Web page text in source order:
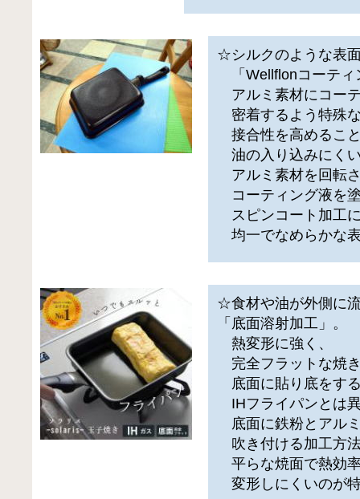
☆シルクのような表
「Wellflonコーティ
アルミ素材にコー
密着するよう特殊
接合性を高めるこ
油の入り込みにく
アルミ素材を回転
コーティング液を
スピンコート加工
均一でなめらかな
☆食材や油が外側に
「底面溶射加工」。
熱変形に強く、
完全フラットな焼
底面に貼り底をす
IHフライパンとは
底面に鉄粉とアル
吹き付ける加工方
平らな焼面で熱効
変形しにくいのが